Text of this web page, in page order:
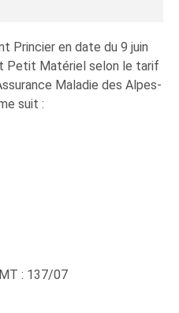
Princier en date du 9 juin
Petit Matériel selon le tarif
Maladie des Alpes-
suit :
: 137/07